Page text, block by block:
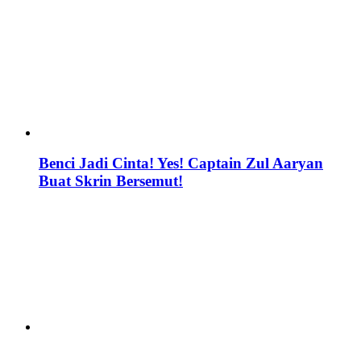
Benci Jadi Cinta! Yes! Captain Zul Aaryan
Buat Skrin Bersemut!